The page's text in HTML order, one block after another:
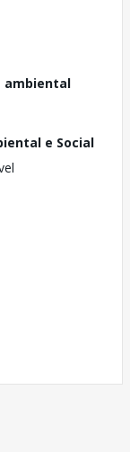
ambiental
e Social